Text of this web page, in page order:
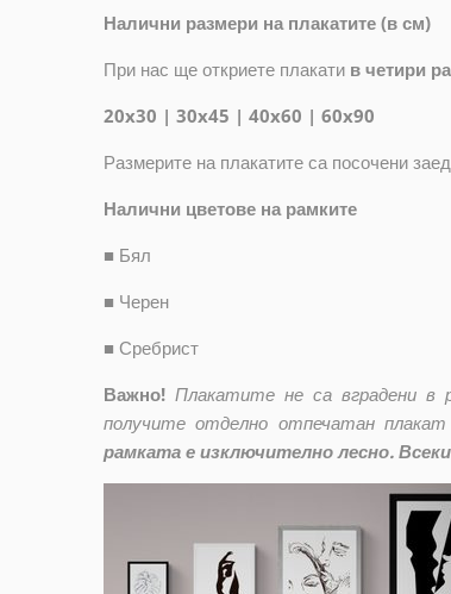
Налични размери на плакатите (в см)
При нас ще откриете плакати в четири
20x30 | 30x45 | 40x60 | 60x90
Размерите на плакатите са посочени
Налични цветове на рамките
■ Бял
■ Черен
■ Сребрист
Важно! Плакатите не са вградени
получите отделно отпечатан
рамката е изключително лесно.